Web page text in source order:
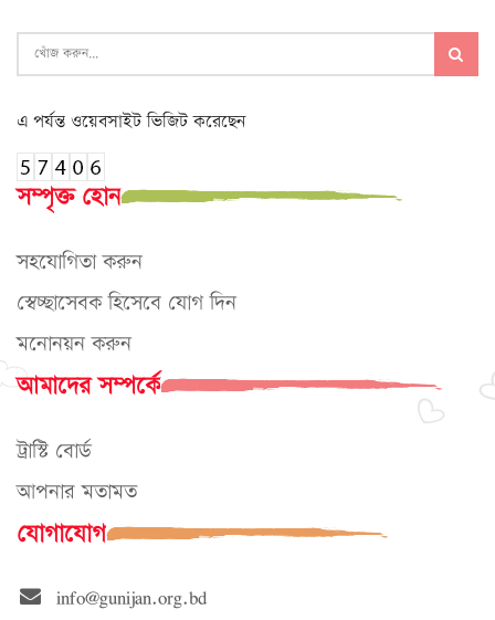
এ পর্যন্ত ওয়েবসাইট ভিজিট করেছেন
সম্পৃক্ত হোন
সহযোগিতা করুন
স্বেচ্ছাসেবক হিসেবে যোগ দিন
মনোনয়ন করুন
আমাদের সম্পর্কে
ট্রাস্টি বোর্ড
আপনার মতামত
যোগাযোগ
info@gunijan.org.bd